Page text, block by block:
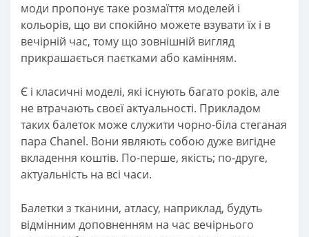
моди пропонує таке розмаїття моделей і
кольорів, що ви спокійно можете взувати їх і в
вечірній час, тому що зовнішній вигляд
прикрашається паєтками або камінням.
Є і класичні моделі, які існують багато років, але
не втрачають своєї актуальності. Прикладом
таких балеток може служити чорно-біла стеганая
пара Chanel. Вони являють собою дуже вигідне
вкладення коштів. По-перше, якість; по-друге,
актуальність на всі часи.
Балетки з тканини, атласу, наприклад, будуть
відмінним доповненням на час вечірнього